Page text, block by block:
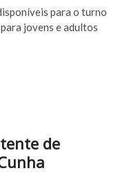
para o turno
jovens e adultos
de